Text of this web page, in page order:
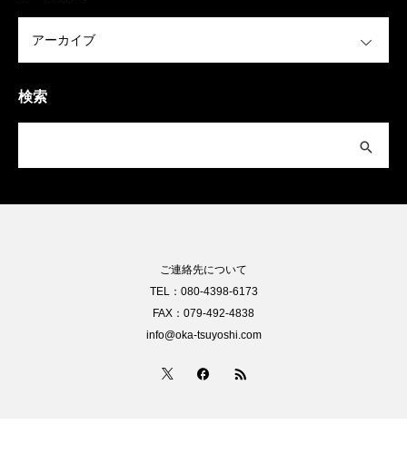
検索
ご連絡先について
TEL：080-4398-6173
FAX：079-492-4838
info@oka-tsuyoshi.com